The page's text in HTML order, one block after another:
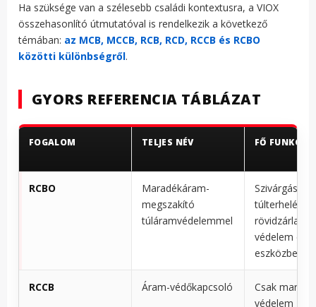
Ha szüksége van a szélesebb családi kontextusra, a VIOX
összehasonlító útmutatóval is rendelkezik a következő
témában: az MCB, MCCB, RCB, RCD, RCCB és RCBO
közötti különbségről.
GYORS REFERENCIA TÁBLÁZAT
FOGALOM TELJES NÉV FŐ FUNKCIÓ
RCBO
Maradékáram-
megszakító
túláramvédelemmel
Szivárgás,
túlterhelés és
rövidzárlat
védelem
eszközben
RCCB Áram-védőkapcsoló
Csak
védelem